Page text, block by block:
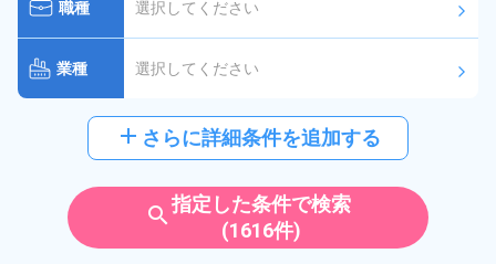
職種 選択してください arrow_forward_ios
業種 選択してください arrow_forward_ios
選択してください
雇用形態 派遣社員
紹介予定派遣
add さらに詳細条件を追加する
search指定した条件で検索
(1616件)